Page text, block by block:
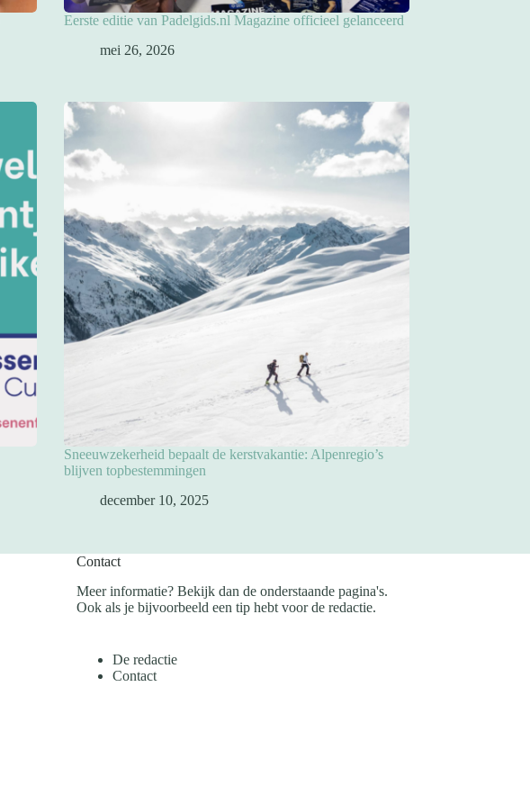
Eerste editie van Padelgids.nl Magazine officieel gelanceerd
mei 26, 2026
Sneeuwzekerheid bepaalt de kerstvakantie: Alpenregio’s
blijven topbestemmingen
december 10, 2025
Contact
Meer informatie? Bekijk dan de onderstaande pagina's.
Ook als je bijvoorbeeld een tip hebt voor de redactie.
De redactie
Contact